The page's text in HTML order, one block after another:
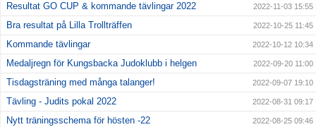
Resultat GO CUP & kommande tävlingar 2022 2022-11-03 15:55
Bra resultat på Lilla Trollträffen 2022-10-25 11:45
Kommande tävlingar 2022-10-12 10:34
Medaljregn för Kungsbacka Judoklubb i helgen 2022-09-20 11:00
Tisdagsträning med många talanger! 2022-09-07 19:10
Tävling - Judits pokal 2022 2022-08-31 09:17
Nytt träningsschema för hösten -22 2022-08-25 09:46